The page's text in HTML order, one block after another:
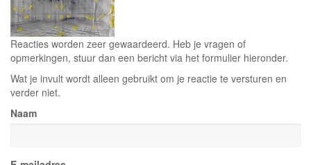
Reacties worden zeer gewaardeerd. Heb je vragen of
opmerkingen, stuur dan een bericht via het formulier hieronder.
Wat je invult wordt alleen gebruikt om je reactie te versturen en
verder niet.
Naam